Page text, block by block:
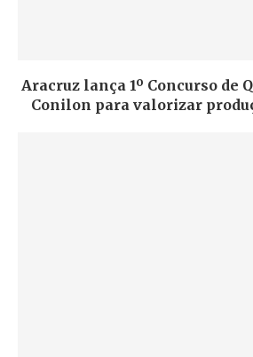
Aracruz lança 1º Concurso de
Conilon para valorizar